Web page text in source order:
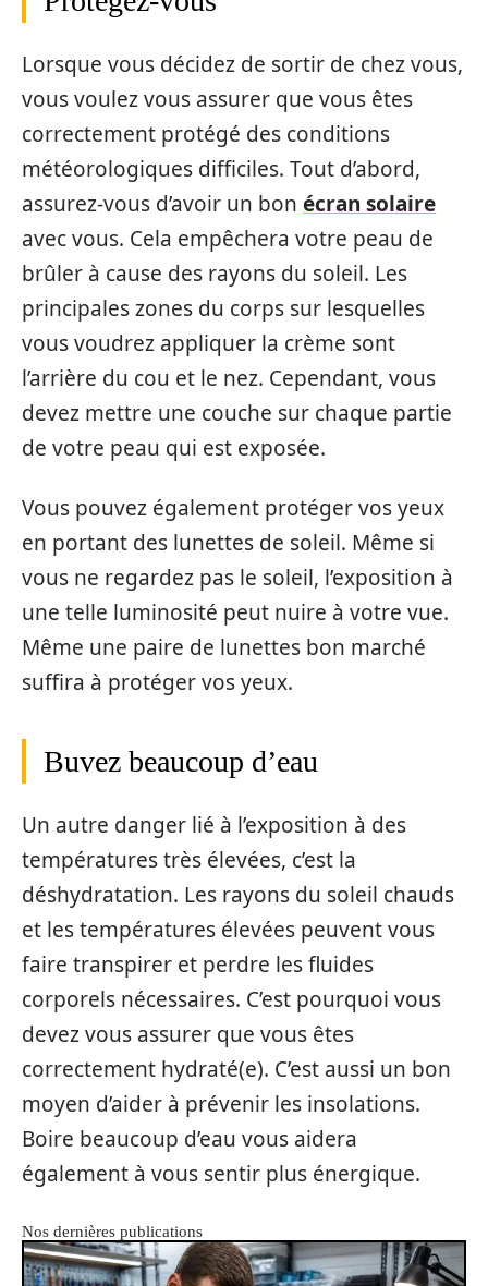
Lorsque vous décidez de sortir de chez vous,
vous voulez vous assurer que vous êtes
correctement protégé des conditions
météorologiques difficiles. Tout d’abord,
assurez-vous d’avoir un bon écran solaire
avec vous. Cela empêchera votre peau de
brûler à cause des rayons du soleil. Les
principales zones du corps sur lesquelles
vous voudrez appliquer la crème sont
l’arrière du cou et le nez. Cependant, vous
devez mettre une couche sur chaque partie
de votre peau qui est exposée.
Vous pouvez également protéger vos yeux
en portant des lunettes de soleil. Même si
vous ne regardez pas le soleil, l’exposition à
une telle luminosité peut nuire à votre vue.
Même une paire de lunettes bon marché
suffira à protéger vos yeux.
Buvez beaucoup d’eau
Un autre danger lié à l’exposition à des
températures très élevées, c’est la
déshydratation. Les rayons du soleil chauds
et les températures élevées peuvent vous
faire transpirer et perdre les fluides
corporels nécessaires. C’est pourquoi vous
devez vous assurer que vous êtes
correctement hydraté(e). C’est aussi un bon
moyen d’aider à prévenir les insolations.
Boire beaucoup d’eau vous aidera
également à vous sentir plus énergique.
Nos dernières publications